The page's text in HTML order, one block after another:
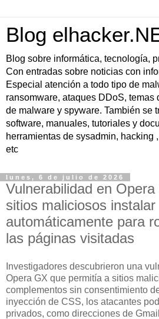
Blog
Blog sobre informática, tecnología,
Con entradas sobre noticias con
Especial atención a todo tipo de
ransomware, ataques DDoS, temas
de malware y spyware. También se
software, manuales, tutoriales y
herramientas de sysadmin, hacking
etc
lunes, 6 de julio de 2026
Vulnerabilidad en
sitios maliciosos instalar
automáticamente para
las páginas visitadas
Investigadores descubrieron una
Opera GX que permitía a sitios
complementos sin consentimiento
inyección de CSS, los atacantes
privados, como direcciones de